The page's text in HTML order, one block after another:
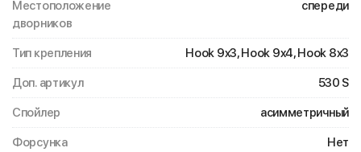
Местоположение
дворников
спереди
Тип крепления Hook 9x3, Hook 9x4, Hook 8x3
Доп. артикул 530 S
Спойлер асимметричный
Форсунка Нет